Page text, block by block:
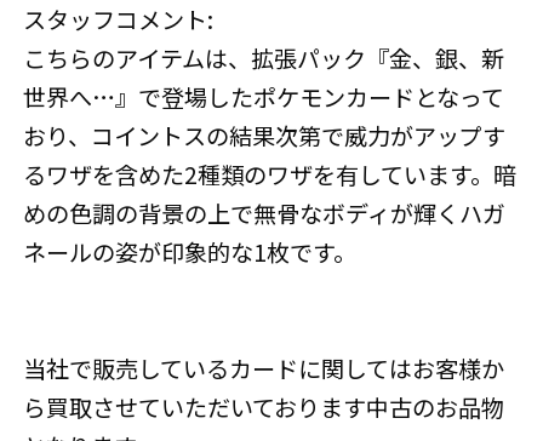
スタッフコメント:
こちらのアイテムは、拡張パック『金、銀、新
世界へ…』で登場したポケモンカードとなって
おり、コイントスの結果次第で威力がアップす
るワザを含めた2種類のワザを有しています。暗
めの色調の背景の上で無骨なボディが輝くハガ
ネールの姿が印象的な1枚です。
当社で販売しているカードに関してはお客様か
ら買取させていただいております中古のお品物